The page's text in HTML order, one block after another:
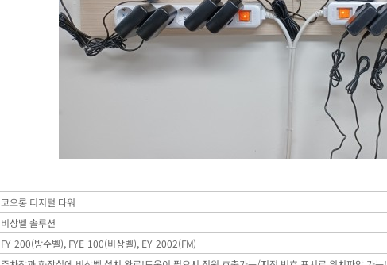
코오롱 디지털 타워
비상벨 솔루션
FY-200(방수벨), FYE-100(비상벨), EY-2002(FM)